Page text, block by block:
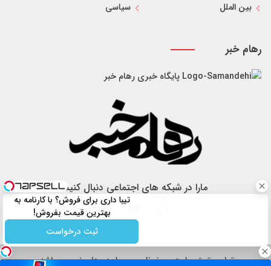
بین الملل
سیاسی
رهام خبر
پایگاه خبری رهام خبر
مارا در شبکه های اجتماعی دنبال کنید
تمام حقوق سایت محفوظ و مربوط به رهام خبر می باشد.
تیبا داری برای فروش؟ با کارنامه به
بهترین قیمت بفروش!
ثبت درخواست